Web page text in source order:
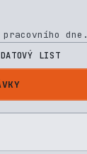
pracovního dne.
DATOVÝ LIST